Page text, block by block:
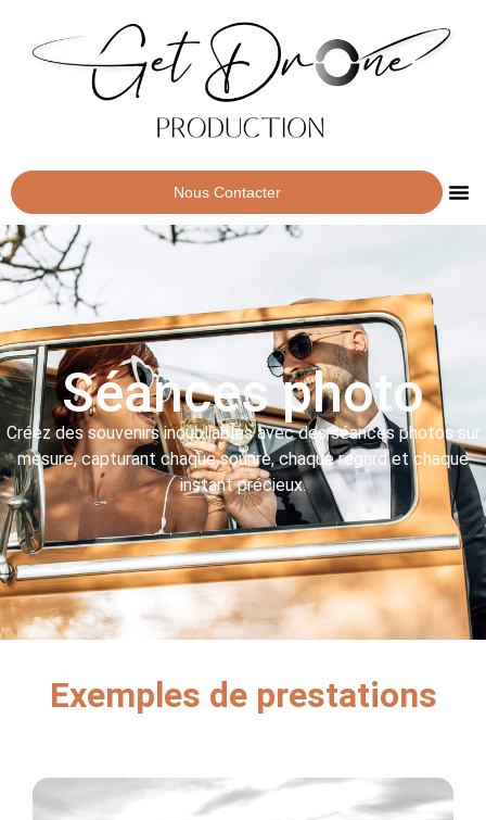
Nous Contacter
Séances photo
Créez des souvenirs inoubliables avec des séances photos sur
mesure, capturant chaque sourire, chaque regard et chaque
instant précieux.
Exemples de prestations